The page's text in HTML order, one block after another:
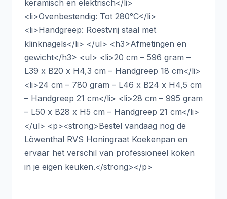
keramisch en elektrisch</li>
<li>Ovenbestendig: Tot 280°C</li>
<li>Handgreep: Roestvrij staal met
klinknagels</li> </ul> <h3>Afmetingen en
gewicht</h3> <ul> <li>20 cm – 596 gram –
L39 x B20 x H4,3 cm – Handgreep 18 cm</li>
<li>24 cm – 780 gram – L46 x B24 x H4,5 cm
– Handgreep 21 cm</li> <li>28 cm – 995 gram
– L50 x B28 x H5 cm – Handgreep 21 cm</li>
</ul> <p><strong>Bestel vandaag nog de
Löwenthal RVS Honingraat Koekenpan en
ervaar het verschil van professioneel koken
in je eigen keuken.</strong></p>